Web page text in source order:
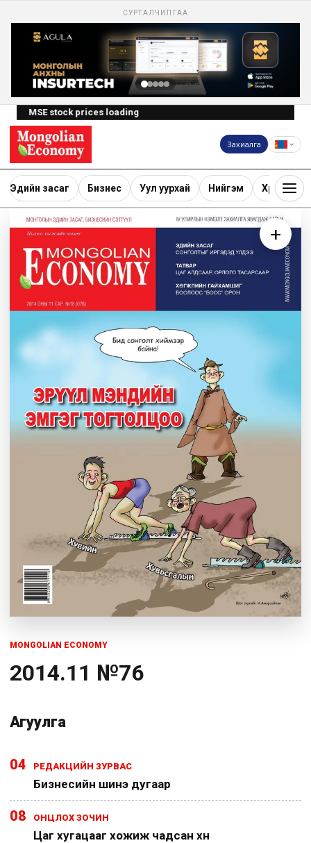
СУРТАЛЧИЛГАА
MSE stock prices loading
Захиалга
Эдийн засаг Бизнес Уул уурхай Нийгэм Хөрөнгө
+
MONGOLIAN ECONOMY
2014.11 №76
Агуулга
04 РЕДАКЦИЙН ЗУРВАС
Бизнесийн шинэ дугаар
08 ОНЦЛОХ ЗОЧИН
Цаг хугацааг хожиж чадсан хүн